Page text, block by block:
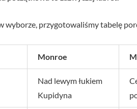
wyborze, przygotowaliśmy tabelę
Monroe
Nad lewym łukiem
Kupidyna